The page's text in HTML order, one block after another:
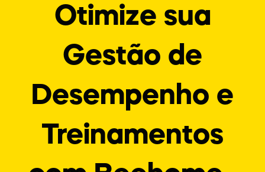
Otimize sua
Gestão de
Desempenho e
Treinamentos